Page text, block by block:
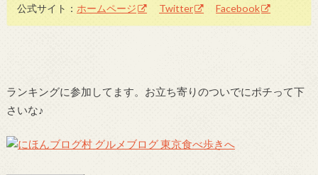
公式サイト： ホームページ Twitter Facebook
ランキングに参加してます。お立ち寄りのついでにポチって下
さいな♪